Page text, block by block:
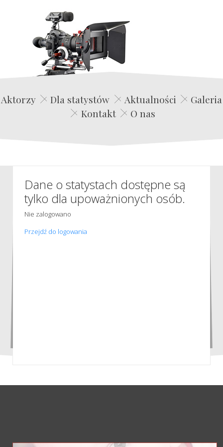
Edwin Film Agencja Aktorska
Aktorzy Dla statystów Aktualności
Galeria
Kontakt
O nas
Dane o statystach dostępne są
tylko dla upoważnionych osób.
Nie zalogowano
Przejdź do logowania